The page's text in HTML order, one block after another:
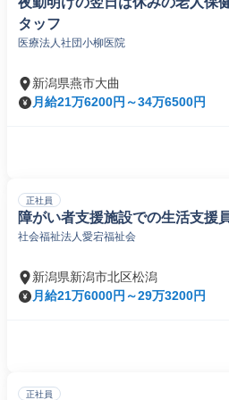
タッフ
医療法人社団小柳医院
新潟県燕市大曲
月給21万6200円～34万6500円
正社員
障がい者支援施設での生活支援
社会福祉法人愛宕福祉会
新潟県新潟市北区松潟
月給21万6000円～29万3200円
正社員